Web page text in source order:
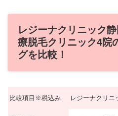
レジーナクリニック
療脱毛クリニック4院
グを比較！
比較項目※税込み レジーナクリニ